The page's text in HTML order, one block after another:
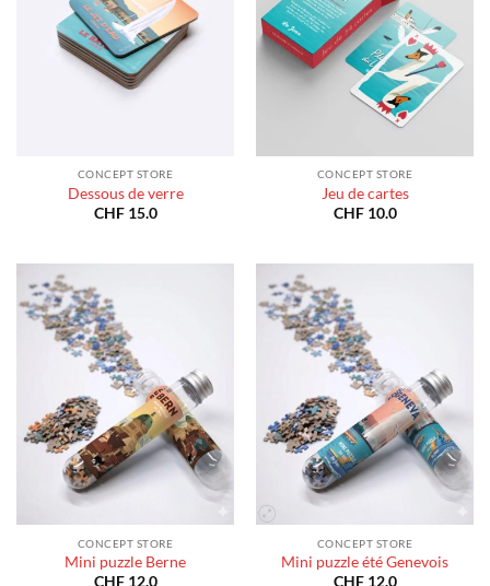
CONCEPT STORE
Dessous de verre
CHF15.0
CONCEPT STORE
Jeu de cartes
CHF10.0
CONCEPT STORE
Mini puzzle Berne
CHF12.0
CONCEPT STORE
Mini puzzle été Genevois
CHF12.0